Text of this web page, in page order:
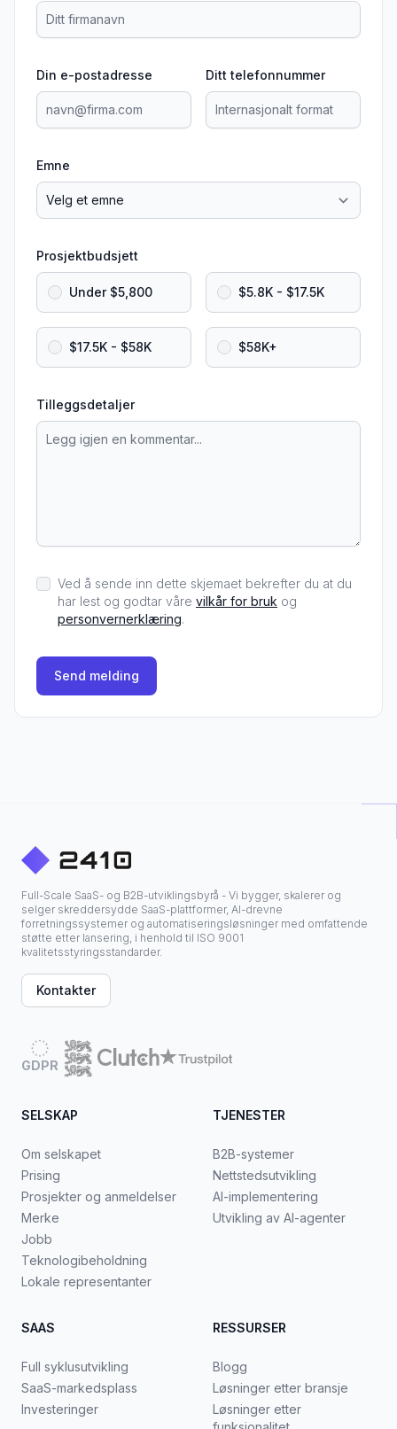
Din e-postadresse Ditt telefonnummer
Emne
Prosjektbudsjett
Under $5,800 $5.8K - $17.5K
$17.5K - $58K $58K+
Tilleggsdetaljer
Ved å sende inn dette skjemaet bekrefter du at du
har lest og godtar våre vilkår for bruk og
personvernerklæring.
Send melding
Full-Scale SaaS- og B2B-utviklingsbyrå - Vi bygger, skalerer og
selger skreddersydde SaaS-plattformer, AI-drevne
forretningssystemer og automatiseringsløsninger med omfattende
støtte etter lansering, i henhold til ISO 9001
kvalitetsstyringsstandarder.
Kontakter
GDPR
SELSKAP
Om selskapet
Prising
Prosjekter og anmeldelser
Merke
Jobb
Teknologibeholdning
Lokale representanter
TJENESTER
B2B-systemer
Nettstedsutvikling
AI-implementering
Utvikling av AI-agenter
SAAS
Full syklusutvikling
SaaS-markedsplass
Investeringer
RESSURSER
Blogg
Løsninger etter bransje
Løsninger etter